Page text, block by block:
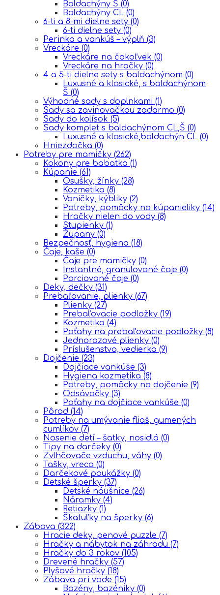
Baldachýny Š (0)
Baldachýny CL (0)
6-ti a 8-mi dielne sety (0)
6-ti dielne sety (0)
Perinka a vankúš – výplň (3)
Vreckáre (0)
Vreckáre na čokoľvek (0)
Vreckáre na hračky (0)
4 a 5-ti dielne sety s baldachýnom (0)
Luxusné a klasické, s baldachýnom
Š (0)
Výhodné sady s doplnkami (1)
Sady sa zavinovačkou zadarmo (0)
Sady do kolísok (5)
Sady komplet s baldachýnom CL,Š (0)
Luxusné a klasické,baldachýn CL (0)
Hniezdočka (0)
Potreby pre mamičky (262)
Kokony pre babatka (1)
Kúpanie (61)
Osušky, žínky (28)
Kozmetika (8)
Vaničky, kýbliky (2)
Potreby, pomôcky na kúpanieliky (14)
Hračky nielen do vody (8)
Stupienky (1)
Župany (0)
Bezpečnosť, hygiena (18)
Čaje, kaše (0)
Čaje pre mamičky (0)
Instantné, granulované čaje (0)
Porciované čaje (0)
Deky, dečky (31)
Prebaľovanie, plienky (67)
Plienky (27)
Prebaľovacie podložky (19)
Kozmetika (4)
Poťahy na prebaľovacie podložky (8)
Jednorazové plienky (0)
Príslušenstvo, vedierka (9)
Dojčenie (23)
Dojčiace vankúše (3)
Hygiena kozmetika (8)
Potreby, pomôcky na dojčenie (9)
Odsávačky (3)
Poťahy na dojčiace vankúše (0)
Pôrod (14)
Potreby na umývanie fliaš, gumených
cumlíkov (7)
Nosenie detí – šatky, nosidlá (0)
Tipy na darčeky (0)
Zvlhčovače vzduchu, váhy (0)
Tašky, vreca (0)
Darčekové poukážky (0)
Detské šperky (37)
Detské náušnice (26)
Náramky (4)
Retiazky (1)
Škatuľky na šperky (6)
Zábava (322)
Hracie deky, penové puzzle (7)
Hračky a nábytok na záhradu (7)
Hračky do 3 rokov (105)
Drevené hračky (57)
Plyšové hračky (18)
Zábava pri vode (15)
Bazény, bazéniky (0)